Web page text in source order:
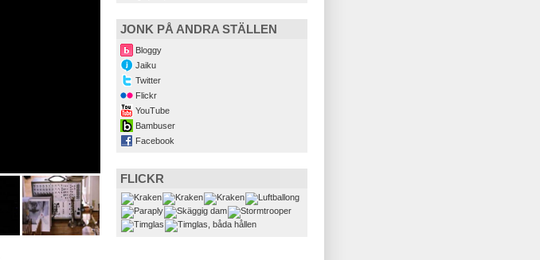
JONK PÅ ANDRA STÄLLEN
Bloggy
Jaiku
Twitter
Flickr
YouTube
Bambuser
Facebook
FLICKR